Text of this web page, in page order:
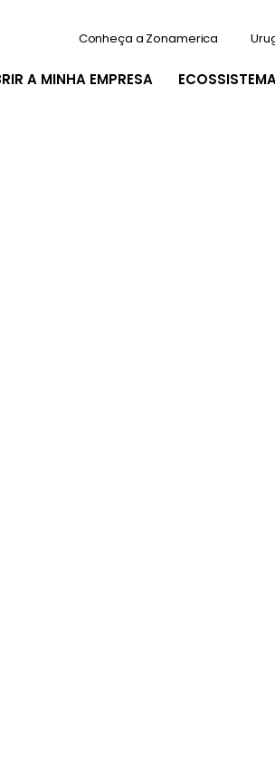
A MINHA EMPRESA
Conheça a Zonamerica